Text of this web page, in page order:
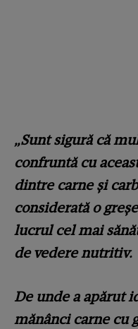
„Sunt sigură că
confruntă cu
dintre carne și
considerată o
lucrul cel mai
de vedere nutritiv.
De unde a apărut
mănânci carne cu